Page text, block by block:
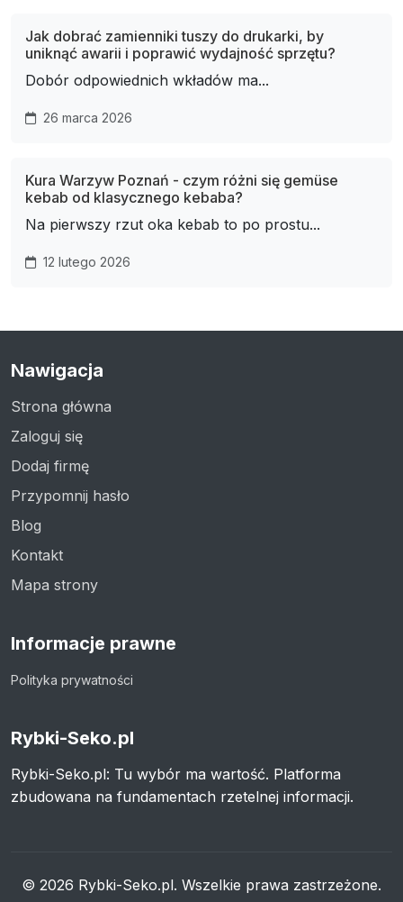
Jak dobrać zamienniki tuszy do drukarki, by
uniknąć awarii i poprawić wydajność sprzętu?
Dobór odpowiednich wkładów ma...
26 marca 2026
Kura Warzyw Poznań - czym różni się gemüse
kebab od klasycznego kebaba?
Na pierwszy rzut oka kebab to po prostu...
12 lutego 2026
Nawigacja
Strona główna
Zaloguj się
Dodaj firmę
Przypomnij hasło
Blog
Kontakt
Mapa strony
Informacje prawne
Polityka prywatności
Rybki-Seko.pl
Rybki-Seko.pl: Tu wybór ma wartość. Platforma
zbudowana na fundamentach rzetelnej informacji.
© 2026 Rybki-Seko.pl. Wszelkie prawa zastrzeżone.